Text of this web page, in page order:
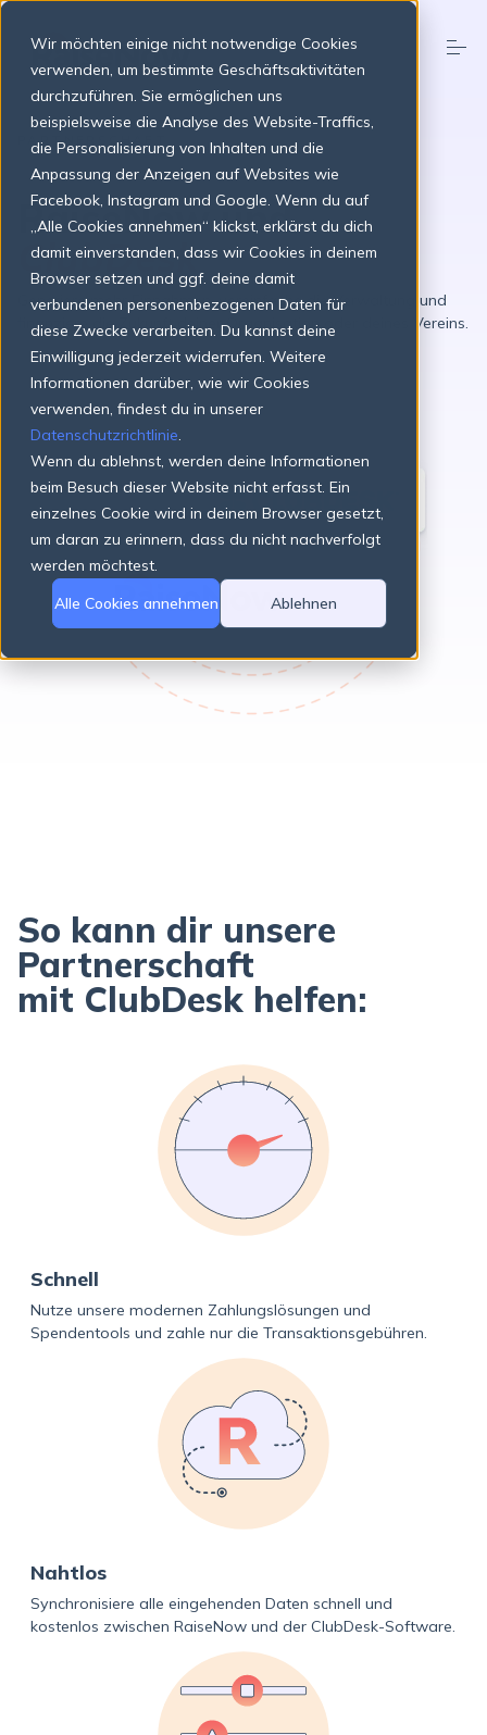
Wir möchten einige nicht notwendige Cookies
verwenden, um bestimmte Geschäftsaktivitäten
durchzuführen. Sie ermöglichen uns
beispielsweise die Analyse des Website-Traffics,
die Personalisierung von Inhalten und die
Anpassung der Anzeigen auf Websites wie
Facebook, Instagram und Google. Wenn du auf
„Alle Cookies annehmen“ klickst, erklärst du dich
damit einverstanden, dass wir Cookies in deinem
Browser setzen und ggf. deine damit
verbundenen personenbezogenen Daten für
diese Zwecke verarbeiten. Du kannst deine
Einwilligung jederzeit widerrufen. Weitere
Informationen darüber, wie wir Cookies
verwenden, findest du in unserer
Datenschutzrichtlinie.
Wenn du ablehnst, werden deine Informationen
beim Besuch dieser Website nicht erfasst. Ein
einzelnes Cookie wird in deinem Browser gesetzt,
um daran zu erinnern, dass du nicht nachverfolgt
werden möchtest.
Alle Cookies annehmen
Ablehnen
S
Produkte
Preise
Über uns
Ressourcen
Login Jetzt starten
There are no suggestions because the search field is empty.
PARTNERSCHAFT
RaiseNow und
ClubDesk
Generiere mehr Einnahmen, vereinfache die Verwaltung und
finanziere die Zukunft deiner Organisation oder deines Vereins.
So kann dir unsere
Partnerschaft
mit ClubDesk helfen:
Schnell
Nutze unsere modernen Zahlungslösungen und
Spendentools und zahle nur die Transaktionsgebühren.
Nahtlos
Synchronisiere alle eingehenden Daten schnell und
kostenlos zwischen RaiseNow und der ClubDesk-Software.